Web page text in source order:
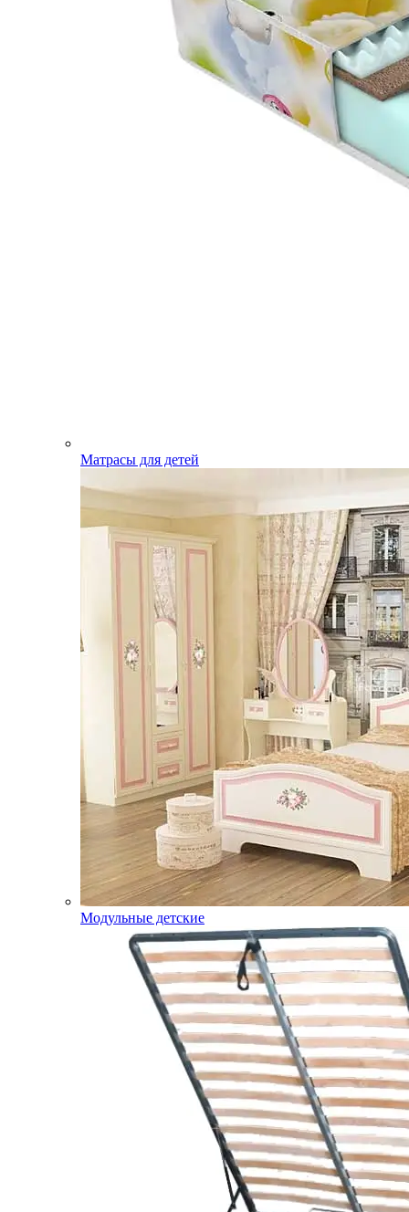
Матрасы для детей
Модульные детские